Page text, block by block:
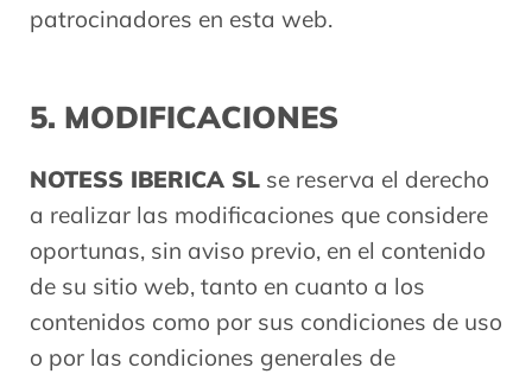
patrocinadores en esta web.
5. MODIFICACIONES
NOTESS IBERICA SL se reserva el derecho
a realizar las modificaciones que considere
oportunas, sin aviso previo, en el contenido
de su sitio web, tanto en cuanto a los
contenidos como por sus condiciones de uso
o por las condiciones generales de